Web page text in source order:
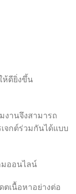
ห้ดียิ่งขึ้น
งานจึงสามารถ
จกต์ร่วมกันได้แบบ
มออนไลน์
ตเนื้อหาอย่างต่อ